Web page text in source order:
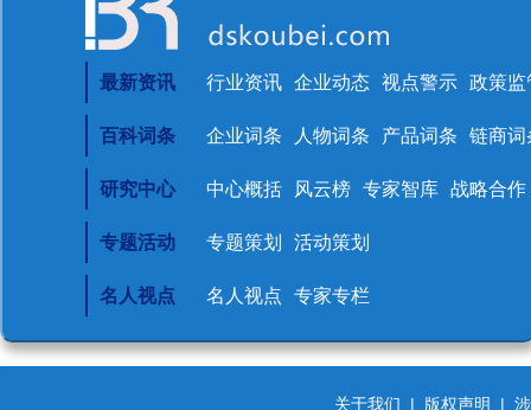
最新资讯 行业资讯 企业动态 视点警示 政策监
百科词条 企业词条 人物词条 产品词条 链商词
研究中心 中心概括 风云榜 专家智库 战略合作
专题活动 专题策划 活动策划
名人视点 名人视点 专家专栏
关于我们 | 版权声明 |